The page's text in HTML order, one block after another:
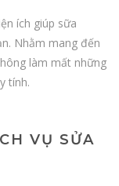
ích giúp sữa
Nhằm mang đến
làm mất những
tính.
VỤ SỬA